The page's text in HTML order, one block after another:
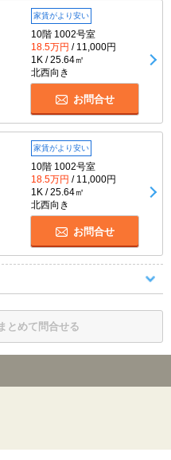
家賃がより安い
10階 1002号室
18.5万円 / 11,000円
1K / 25.64㎡
北西向き
お問合せ
家賃がより安い
10階 1002号室
18.5万円 / 11,000円
1K / 25.64㎡
北西向き
お問合せ
とめて問合せる